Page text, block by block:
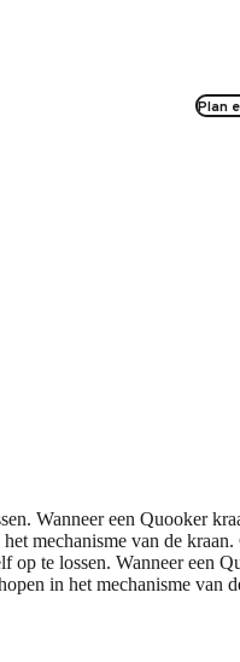
Plan
Wanneer een Quooker
mechanisme van de
te lossen. Wanneer een
in het mechanisme van